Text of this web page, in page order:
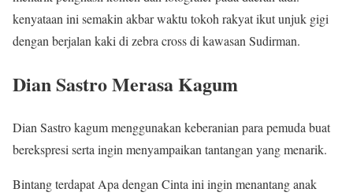
kenyataan ini semakin akbar waktu tokoh rakyat ikut unjuk gigi
dengan berjalan kaki di zebra cross di kawasan Sudirman.
Dian Sastro Merasa Kagum
Dian Sastro kagum menggunakan keberanian para pemuda buat
berekspresi serta ingin menyampaikan tantangan yang menarik.
Bintang terdapat Apa dengan Cinta ini ingin menantang anak